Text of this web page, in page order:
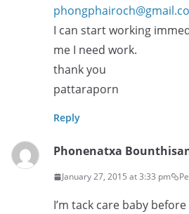
I can start working
me I need work.
thank you
pattaraporn
Reply
Phonenatxa
January 27, 2015 at 3:33 pm
I’m tack care baby